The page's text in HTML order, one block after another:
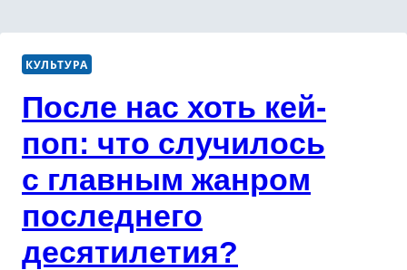
КУЛЬТУРА
После нас хоть кей-
поп: что случилось
с главным жанром
последнего
десятилетия?